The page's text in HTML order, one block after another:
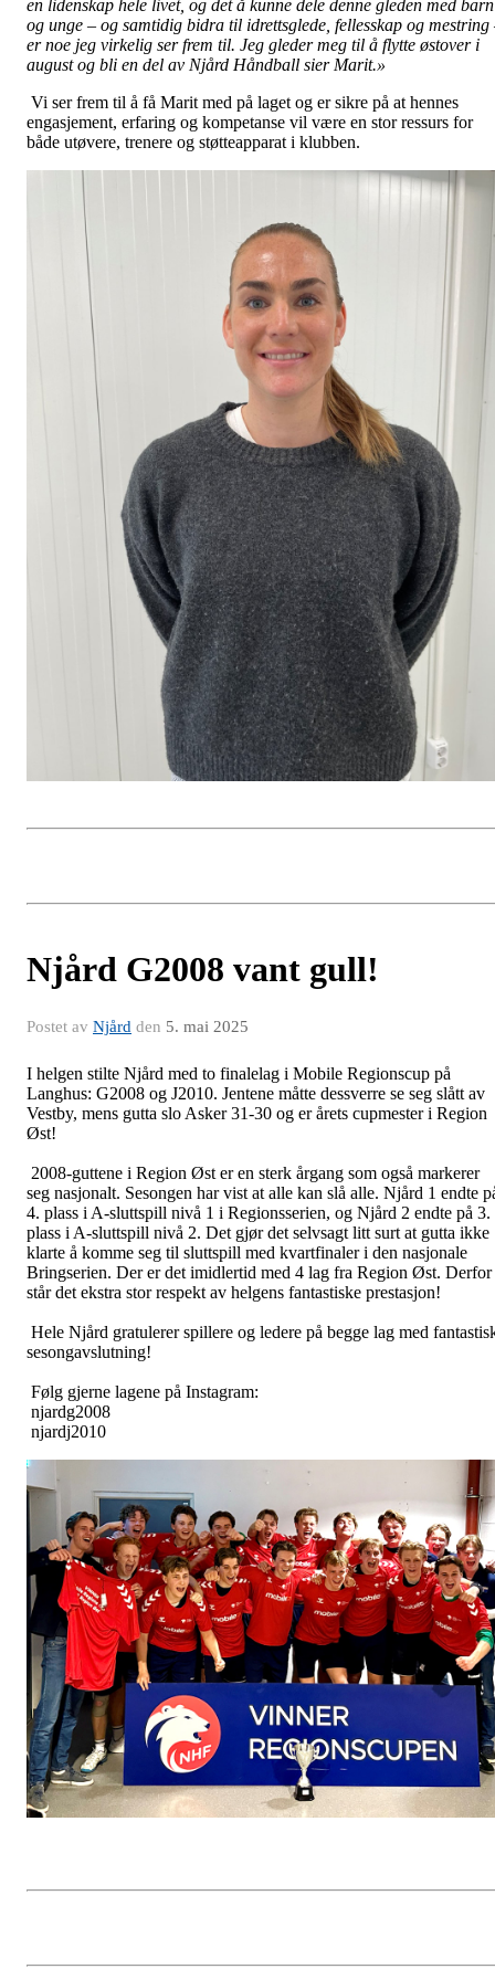
en lidenskap hele livet, og det å kunne dele denne gleden med barn
og unge – og samtidig bidra til idrettsglede, fellesskap og mestring
er noe jeg virkelig ser frem til. Jeg gleder meg til å flytte østover i
august og bli en del av Njård Håndball sier Marit.»
Vi ser frem til å få Marit med på laget og er sikre på at hennes
engasjement, erfaring og kompetanse vil være en stor ressurs for
både utøvere, trenere og støtteapparat i klubben.
Njård G2008 vant gull!
Postet av Njård den 5. mai 2025
I helgen stilte Njård med to finalelag i Mobile Regionscup på
Langhus: G2008 og J2010. Jentene måtte dessverre se seg slått av
Vestby, mens gutta slo Asker 31-30 og er årets cupmester i Region
Øst!
2008-guttene i Region Øst er en sterk årgang som også markerer
seg nasjonalt. Sesongen har vist at alle kan slå alle. Njård 1 endte
4. plass i A-sluttspill nivå 1 i Regionsserien, og Njård 2 endte på 3.
plass i A-sluttspill nivå 2. Det gjør det selvsagt litt surt at gutta ikke
klarte å komme seg til sluttspill med kvartfinaler i den nasjonale
Bringserien. Der er det imidlertid med 4 lag fra Region Øst. Derfor
står det ekstra stor respekt av helgens fantastiske prestasjon!
Hele Njård gratulerer spillere og ledere på begge lag med
sesongavslutning!
Følg gjerne lagene på Instagram:
njardg2008
njardj2010